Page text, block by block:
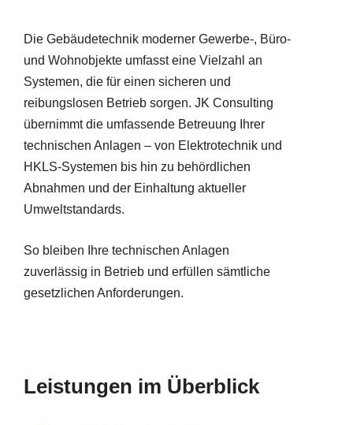
Die Gebäudetechnik moderner Gewerbe-, Büro-
und Wohnobjekte umfasst eine Vielzahl an
Systemen, die für einen sicheren und
reibungslosen Betrieb sorgen. JK Consulting
übernimmt die umfassende Betreuung Ihrer
technischen Anlagen – von Elektrotechnik und
HKLS-Systemen bis hin zu behördlichen
Abnahmen und der Einhaltung aktueller
Umweltstandards.
So bleiben Ihre technischen Anlagen
zuverlässig in Betrieb und erfüllen sämtliche
gesetzlichen Anforderungen.
Leistungen im Überblick